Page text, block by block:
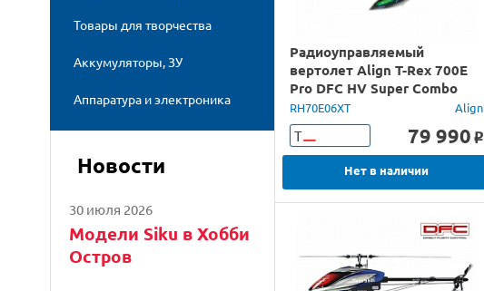
Товары для творчества
Аккумуляторы, ЗУ
Аппаратура и электроника
Новости
30 июля 2026
Модели Siku в Хобби
Остров
Радиоуправляемый
вертолет Align T-Rex 700E
Pro DFC HV Super Combo
KIT
RH70E06XT Align
Т 79 990 o
Нет в наличии